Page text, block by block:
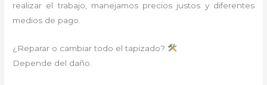
realizar el trabajo, manejamos precios justos y diferentes
medios de pago.
¿Reparar o cambiar todo el tapizado?
Depende del daño.